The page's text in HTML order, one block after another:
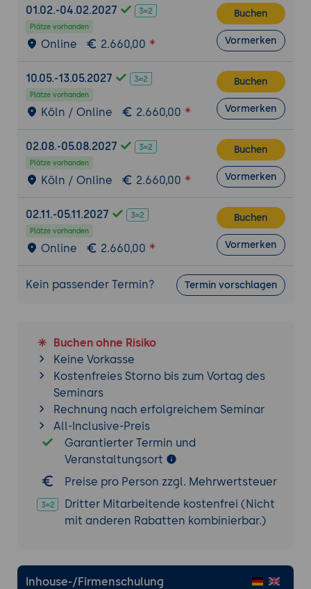
01.02.-04.02.2027
Plätze vorhanden
Online 2.660,00
Buchen
Vormerken
10.05.-13.05.2027
Plätze vorhanden
Köln / Online 2.660,00
Buchen
Vormerken
02.08.-05.08.2027
Plätze vorhanden
Köln / Online 2.660,00
Buchen
Vormerken
02.11.-05.11.2027
Plätze vorhanden
Online 2.660,00
Buchen
Vormerken
Kein passender Termin? Termin vorschlagen
Buchen ohne Risiko
Keine Vorkasse
Kostenfreies Storno bis zum Vortag des
Seminars
Rechnung nach erfolgreichem Seminar
All-Inclusive-Preis
Garantierter Termin und
Veranstaltungsort
Preise pro Person zzgl. Mehrwertsteuer
Dritter Mitarbeitende kostenfrei (Nicht
mit anderen Rabatten kombinierbar.)
Inhouse-/Firmenschulung